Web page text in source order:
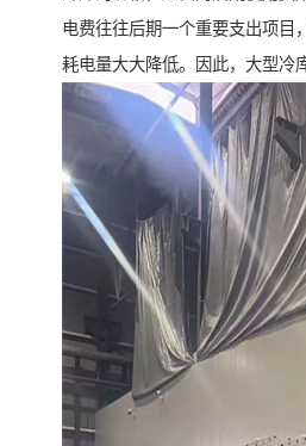
电费往往后期一个重要支出项目
耗电量大大降低。因此，大型冷